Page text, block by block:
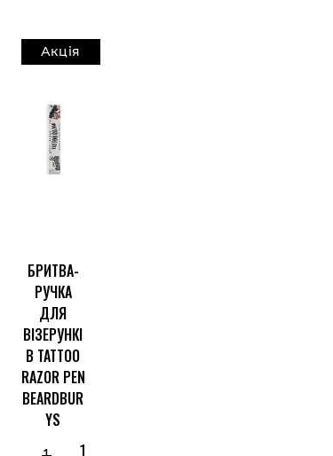
Акція
БРИТВА-
РУЧКА
ДЛЯ
ВІЗЕРУНКІ
В TATTOO
RAZOR PEN
BEARDBUR
YS
1